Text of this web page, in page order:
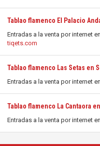
Tablao flamenco El Palacio
Entradas a la venta por internet en
tiqets.com
Tablao flamenco Las Setas en
Entradas a la venta por internet en
Tablao flamenco La Cantaora
Entradas a la venta por internet en